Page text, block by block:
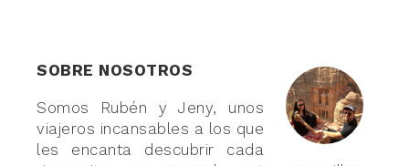
SOBRE NOSOTROS
Somos Rubén y Jeny, unos
viajeros incansables a los que
les encanta descubrir cada